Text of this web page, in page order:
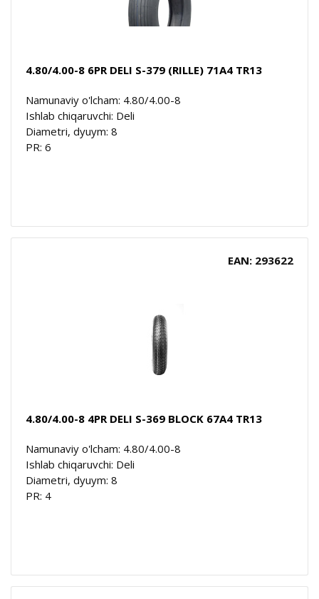
4.80/4.00-8 6PR DELI S-379 (RILLE) 71A4 TR13
Namunaviy o'lcham: 4.80/4.00-8
Ishlab chiqaruvchi: Deli
Diametri, dyuym: 8
PR: 6
EAN: 293622
4.80/4.00-8 4PR DELI S-369 BLOCK 67A4 TR13
Namunaviy o'lcham: 4.80/4.00-8
Ishlab chiqaruvchi: Deli
Diametri, dyuym: 8
PR: 4